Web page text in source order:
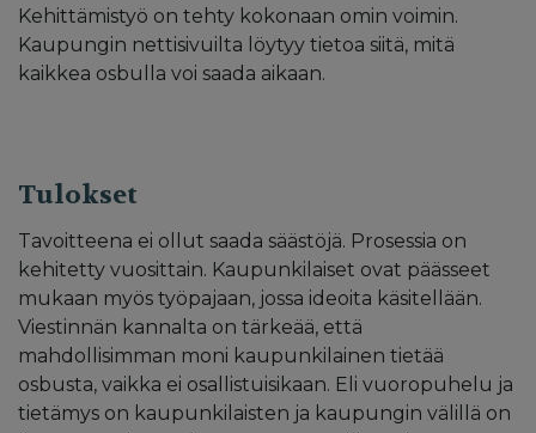
Kehittämistyö on tehty kokonaan omin voimin.
Kaupungin nettisivuilta löytyy tietoa siitä, mitä
kaikkea osbulla voi saada aikaan.
Tulokset
Tavoitteena ei ollut saada säästöjä. Prosessia on
kehitetty vuosittain. Kaupunkilaiset ovat päässeet
mukaan myös työpajaan, jossa ideoita käsitellään.
Viestinnän kannalta on tärkeää, että
mahdollisimman moni kaupunkilainen tietää
osbusta, vaikka ei osallistuisikaan. Eli vuoropuhelu ja
tietämys on kaupunkilaisten ja kaupungin välillä on